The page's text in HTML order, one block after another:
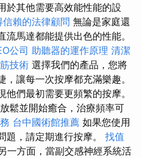
於其他需要高效能性能的設
信賴的法律顧問 無論是家庭還
馬達都能提供出色的性能。
公司 助聽器的運作原理 清潔
技術 選擇我們的產品，您將
讓每一次按摩都充滿樂趣。
們最初需要更頻繁的按摩。
鬆並開始癒合，治療頻率可
台中國術館推薦 如果您使用
題，請定期進行按摩。 找值
一方面，當副交感神經系統活